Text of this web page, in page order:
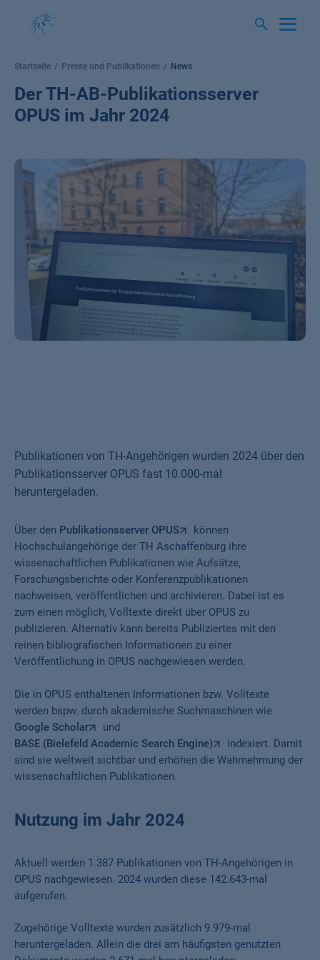
Startseite Presse und Publikationen News
Der TH-AB-Publikationsserver
OPUS im Jahr 2024
Publikationen von TH-Angehörigen wurden 2024 über den
Publikationsserver OPUS fast 10.000-mal
heruntergeladen.
Über den Publikationsserver OPUS
können
Hochschulangehörige der TH Aschaffenburg ihre
wissenschaftlichen Publikationen wie Aufsätze,
Forschungsberichte oder Konferenzpublikationen
nachweisen, veröffentlichen und archivieren. Dabei ist es
zum einen möglich, Volltexte direkt über OPUS zu
publizieren. Alternativ kann bereits Publiziertes mit den
reinen bibliografischen Informationen zu einer
Veröffentlichung in OPUS nachgewiesen werden.
Die in OPUS enthaltenen Informationen bzw. Volltexte
werden bspw. durch akademische Suchmaschinen wie
Google Scholar
und
BASE (Bielefeld Academic Search Engine)
indexiert. Damit
sind sie weltweit sichtbar und erhöhen die Wahrnehmung der
wissenschaftlichen Publikationen.
Nutzung im Jahr 2024
Aktuell werden 1.387 Publikationen von TH-Angehörigen in
OPUS nachgewiesen. 2024 wurden diese 142.643-mal
aufgerufen.
Zugehörige Volltexte wurden zusätzlich 9.979-mal
heruntergeladen. Allein die drei am häufigsten genutzten